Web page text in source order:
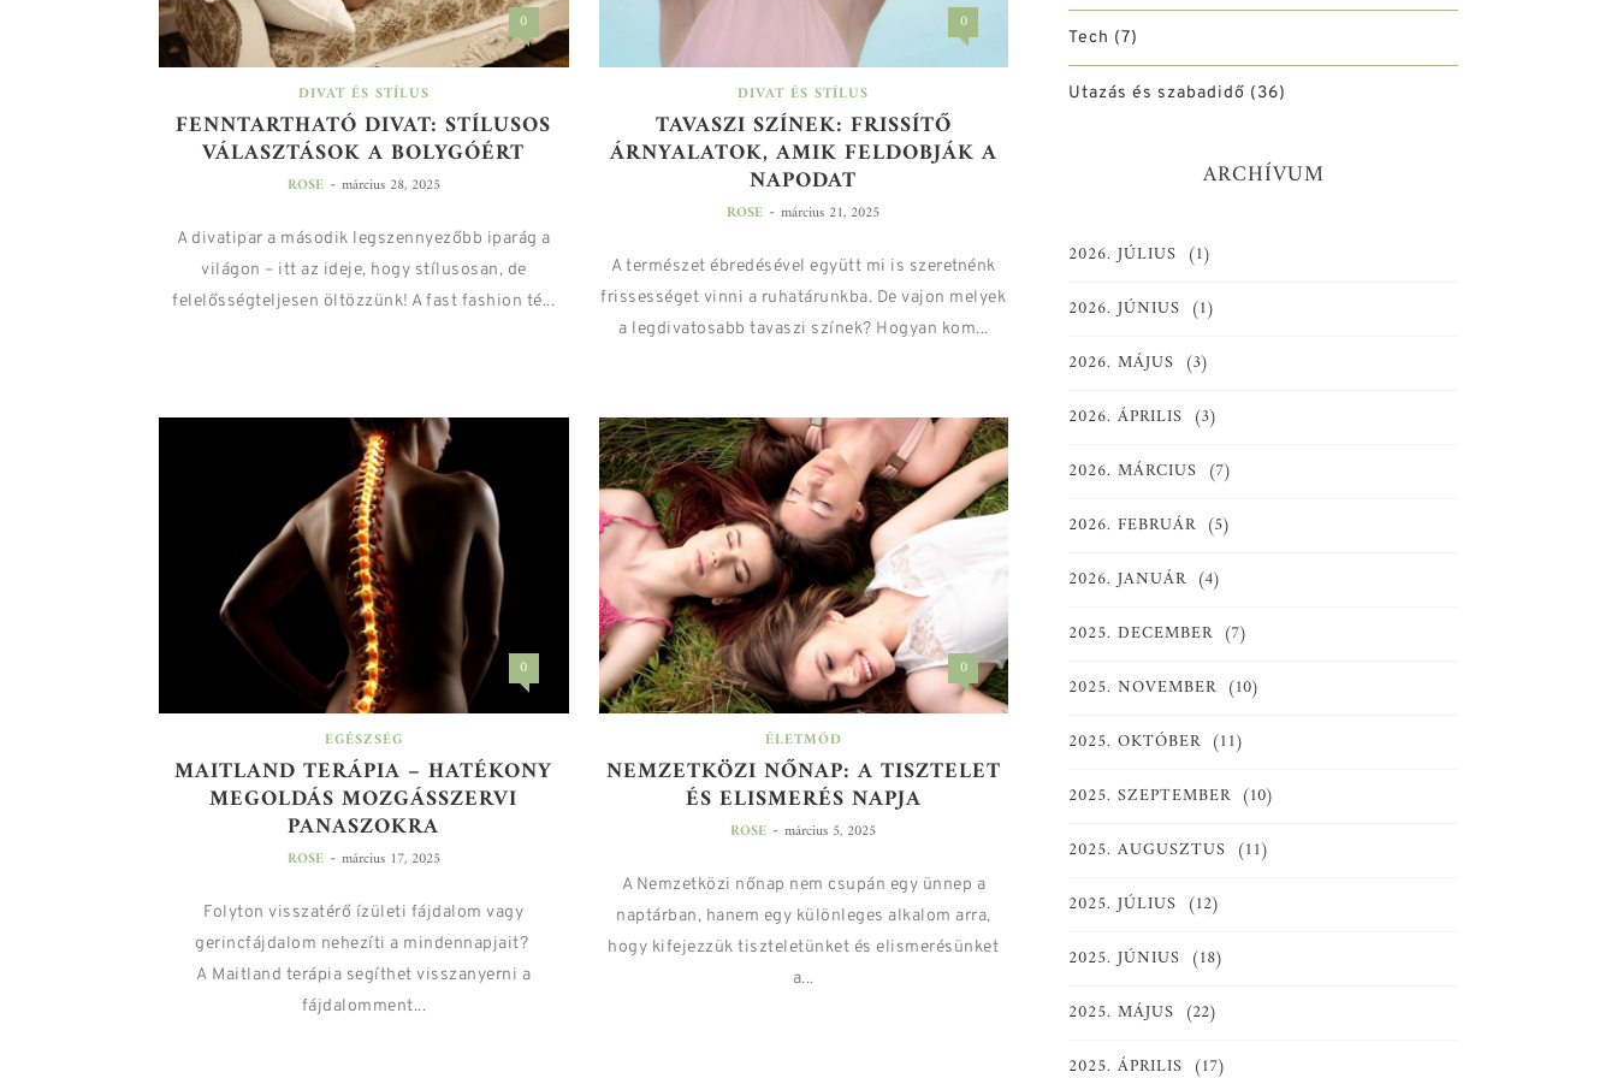
0
DIVAT ÉS STÍLUS
FENNTARTHATÓ DIVAT: STÍLUSOS
VÁLASZTÁSOK A BOLYGÓÉRT
ROSE - március 28, 2025
A divatipar a második legszennyezőbb iparág a
világon – itt az ideje, hogy stílusosan, de
felelősségteljesen öltözzünk! A fast fashion té...
0
DIVAT ÉS STÍLUS
TAVASZI SZÍNEK: FRISSÍTŐ
ÁRNYALATOK, AMIK FELDOBJÁK A
NAPODAT
ROSE - március 21, 2025
A természet ébredésével együtt mi is szeretnénk
frissességet vinni a ruhatárunkba. De vajon melyek
a legdivatosabb tavaszi színek? Hogyan kom...
0
EGÉSZSÉG
MAITLAND TERÁPIA – HATÉKONY
MEGOLDÁS MOZGÁSSZERVI
PANASZOKRA
ROSE - március 17, 2025
Folyton visszatérő ízületi fájdalom vagy
gerincfájdalom nehezíti a mindennapjait?
A Maitland terápia segíthet visszanyerni a
fájdalomment...
0
ÉLETMÓD
NEMZETKÖZI NŐNAP: A TISZTELET
ÉS ELISMERÉS NAPJA
ROSE - március 5, 2025
A Nemzetközi nőnap nem csupán egy ünnep a
naptárban, hanem egy különleges alkalom arra,
hogy kifejezzük tiszteletünket és elismerésünket
a...
Tech (7)
Utazás és szabadidő (36)
ARCHÍVUM
2026. JÚLIUS (1)
2026. JÚNIUS (1)
2026. MÁJUS (3)
2026. ÁPRILIS (3)
2026. MÁRCIUS (7)
2026. FEBRUÁR (5)
2026. JANUÁR (4)
2025. DECEMBER (7)
2025. NOVEMBER (10)
2025. OKTÓBER (11)
2025. SZEPTEMBER (10)
2025. AUGUSZTUS (11)
2025. JÚLIUS (12)
2025. JÚNIUS (18)
2025. MÁJUS (22)
2025. ÁPRILIS (17)